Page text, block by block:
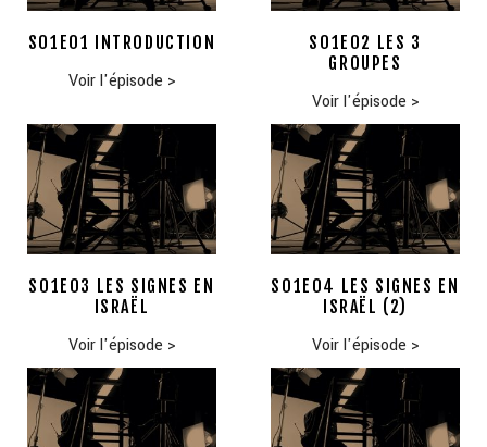
S01E01 INTRODUCTION
Voir l'épisode >
S01E02 LES 3
GROUPES
Voir l'épisode >
S01E03 LES SIGNES EN
ISRAËL
Voir l'épisode >
S01E04 LES SIGNES EN
ISRAËL (2)
Voir l'épisode >